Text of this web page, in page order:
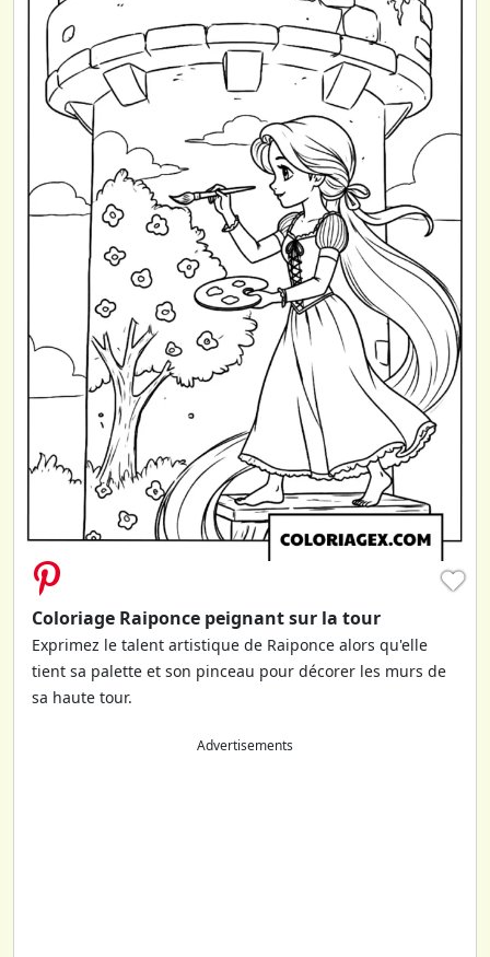
♥
Coloriage Raiponce peignant sur la tour
Exprimez le talent artistique de Raiponce alors qu'elle
tient sa palette et son pinceau pour décorer les murs de
sa haute tour.
Advertisements